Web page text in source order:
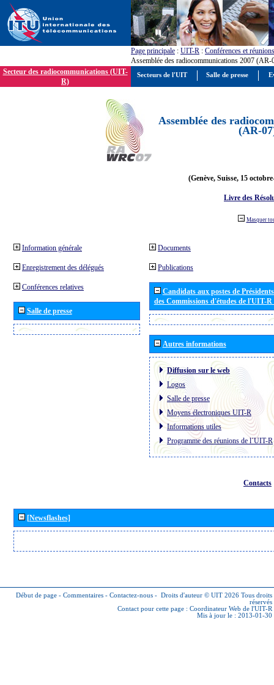
Page principale : UIT-R : Conférences et réunions
Assemblée des radiocommunications 2007 (AR-
Secteur des radiocommunications (UIT-
R)
Assemblée des
(AR-
(Genève, Suisse, 15
Livre des
Masquer
Information générale
Enregistrement des délégués
Conférences relatives
Salle de presse
Documents
Publications
Candidats aux postes de
des Commissions d'études de l'UIT-
Autres informations
Diffusion sur le web
Logos
Salle de presse
Moyens électroniques UIT-R
Informations utiles
Programme des réunions de l´UIT-R
Contacts
[Newsflashes]
Début de page - Commentaires - Contactez-nous - Droits d'auteur © UIT 2026 Tous droits
réservés
Contact pour cette page : Coordinateur Web de l'UIT-R
Mis à jour le : 2013-01-30
Secteurs de l'UIT Salle de presse